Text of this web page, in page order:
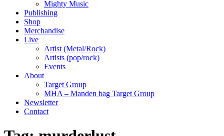
Mighty Music
Publishing
Shop
Merchandise
Live
Artist (Metal/Rock)
Artists (pop/rock)
Events
About
Target Group
MHA – Manden bag Target Group
Newsletter
Contact